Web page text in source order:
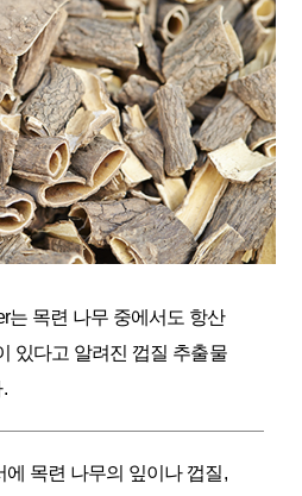
는 목련 나무 중에서도 항산
있다고 알려진 껍질 추출물
목련 나무의 잎이나 껍질,